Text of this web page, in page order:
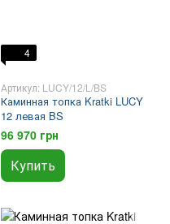
4
Артикул: LUCY/12/L/BS
Каминная топка Kratki LUCY
12 левая BS
96 970 грн
Купить